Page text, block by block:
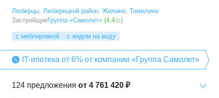
Люберцы, Люберецкий район, Жилино, Томилино
ЗастройщикГруппа «Самолет» (4,4 )
с меблировкой с видом на воду
IT-ипотека от 6% от компании «Группа Самолет»
124 предложения от 4 761 420 ₽